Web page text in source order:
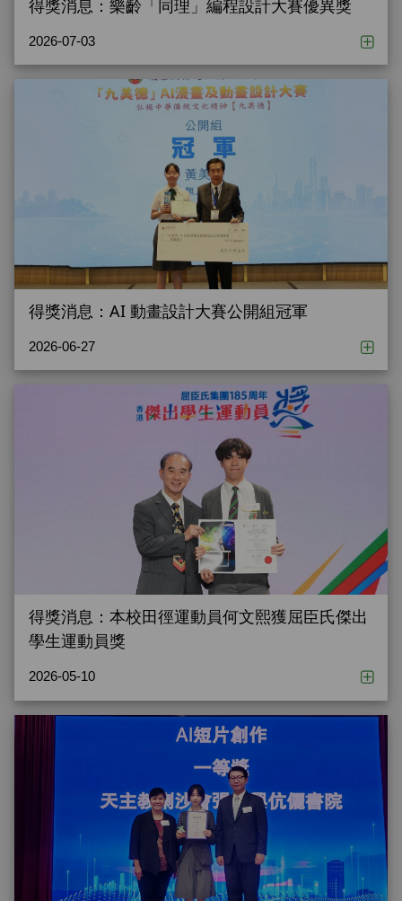
得獎消息：樂齡「同理」編程設計大賽優異獎
2026-07-03
得獎消息：AI 動畫設計大賽公開組冠軍
2026-06-27
得獎消息：本校田徑運動員何文熙獲屈臣氏傑出
學生運動員獎
2026-05-10